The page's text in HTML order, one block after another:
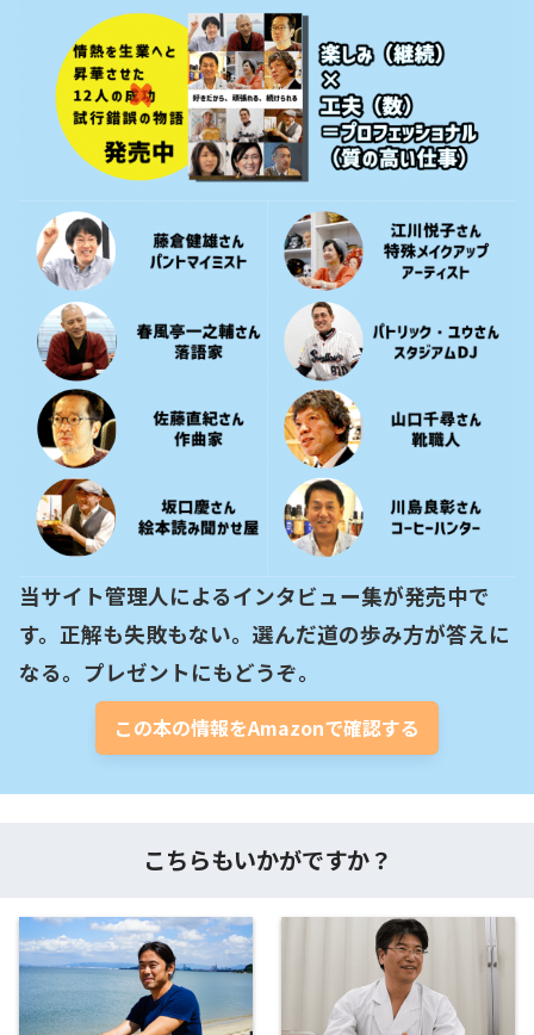
当サイト管理人によるインタビュー集が発売中で
す。正解も失敗もない。選んだ道の歩み方が答えに
なる。プレゼントにもどうぞ。
この本の情報をAmazonで確認する
こちらもいかがですか？